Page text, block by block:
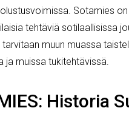
Sotamies
tehtäviä sotilaallisissa
muun muassa
ja muissa tukitehtävissä.
Historia